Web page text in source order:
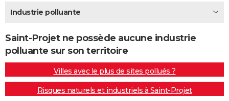
Destinations
City break
Voyage nature
Voyage de noces
Forum
Climat
+PHOTO
GUIDES D'ACHAT
BONS PLANS
CARTE DE VOEUX
Carte de Noël
Carte Bonne année
Carte Saint-Valentin
Carte Pâques
Carte d'anniversaire
DICTIONNAIRE
Industrie polluante
Saint-Projet ne possède aucune industrie
polluante sur son territoire
Villes avec le plus de sites pollués ?
Risques naturels et industriels à Saint-Projet